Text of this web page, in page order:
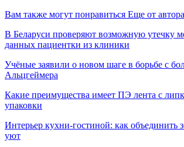
Вам также могут понравиться Еще от автора
В Беларуси проверяют возможную утечку
данных пациентки из клиники
Учёные заявили о новом шаге в борьбе с
Альцгеймера
Какие преимущества имеет ПЭ лента с
упаковки
Интерьер кухни-гостиной: как объединить
уют